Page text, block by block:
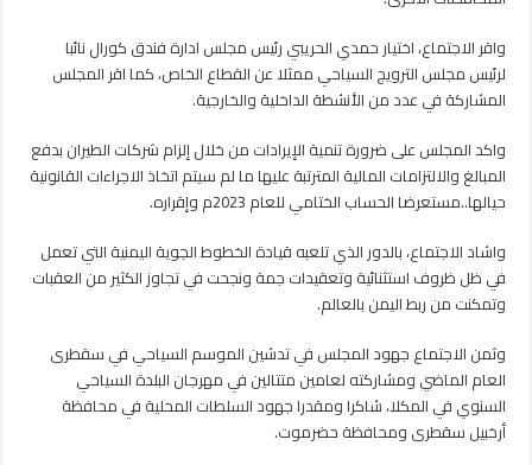
واقر الاجتماع، اختيار حمدي الحريبي رئيس مجلس ادارة فندق كورال نائبا
لرئيس مجلس الترويج السياحي ممثلا عن القطاع الخاص، كما اقر المجلس
المشاركة في عدد من الأنشطة الداخلية والخارجية.
واكد المجلس على ضرورة تنمية الإيرادات من خلال إلزام شركات الطيران بدفع
المبالغ والالتزامات المالية المترتبة عليها ما لم سيتم اتخاذ الاجراءات القانونية
حيالها..مستعرضا الحساب الختامي للعام 2023م وإقراره.
واشاد الاجتماع، بالدور الذي تلعبه قيادة الخطوط الجوية اليمنية التي تعمل
في ظل ظروف استثنائية وتعقيدات جمة ونجحت في تجاوز الكثير من العقبات
وتمكنت من ربط اليمن بالعالم.
وثمن الاجتماع جهود المجلس في تدشين الموسم السياحي في سقطرى
العام الماضي ومشاركته لعامين متتالين في مهرجان البلدة السياحي
السنوي في المكلا، شاكرا ومقدرا جهود السلطات المحلية في محافظة
أرخبيل سقطرى ومحافظة حضرموت.